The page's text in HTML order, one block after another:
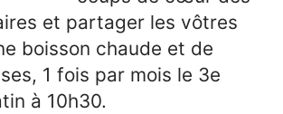
et partager les vôtres
boisson chaude et de
1 fois par mois le 3e
à 10h30.